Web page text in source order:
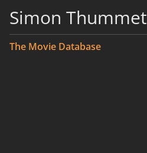
Simon Thummet
The Movie Database